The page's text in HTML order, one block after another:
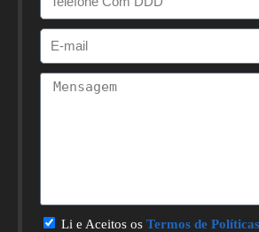
Li e Aceitos os Termos de